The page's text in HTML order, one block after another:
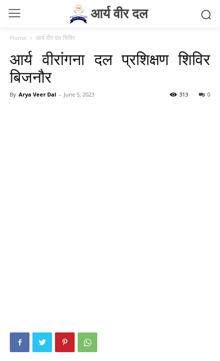
आर्य वीर दल
Home आर्य वीर दल शिविर
आर्य वीरांगना दल प्रशिक्षण शिविर
बिजनौर
By Arya Veer Dal - June 5, 2023 0
313